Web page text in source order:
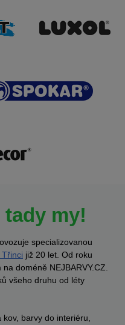
tady my!
specializovanou
již 20 let. Od roku
doméně NEJBARVY.CZ.
všeho druhu od léty
kov, barvy do interiéru,